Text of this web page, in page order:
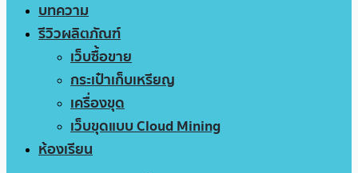
บทความ
รีวิวผลิตภัณฑ์
เว็บซื้อขาย
กระเป๋าเก็บเหรียญ
เครื่องขุด
เว็บขุดแบบ Cloud Mining
ห้องเรียน